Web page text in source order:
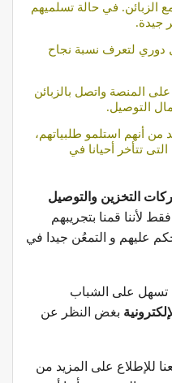
الزبائن. في حالة تسلميهم
جيدة.
دوري لتعرف نسبة نجاح
المنصة واتصل بالزبائن
التوصيل.
من أنهم استلمو طلبياتهم،
تتأخر أحيانا في
التخزين والتوصيل
لأننا قمنا بتجريبهم
عليهم و التمعُن جيدا في
تسهل على الشباب
بغض النظر عن
للإطلاع على المزيد من